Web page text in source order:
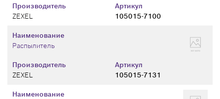
Производитель
ZEXEL
Артикул
105015-7100
Производитель
ZEXEL
Артикул
105015-7131
Наименование
Распылитель
Наименование